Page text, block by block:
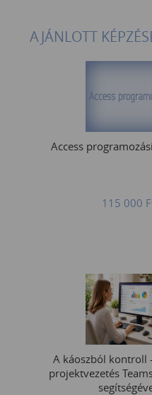
AJÁNLOTT
Access
115 000
A káoszból kontroll
projektvezetés